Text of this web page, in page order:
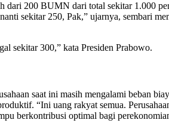
200 BUMN dari total sekitar 1.000
sekitar 250, Pak,” ujarnya, sembari
sekitar 300,” kata Presiden Prabowo.
saat ini masih mengalami beban
“Ini uang rakyat semua.
berkontribusi optimal bagi